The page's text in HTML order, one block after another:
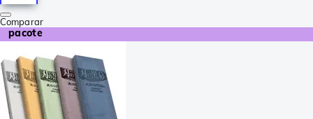
Comparar
pacote